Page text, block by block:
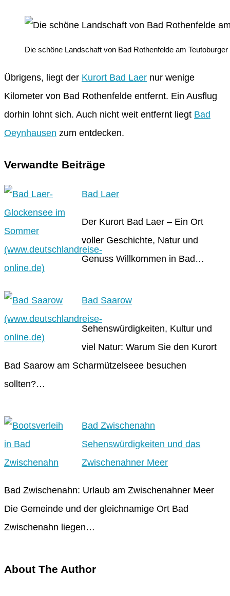
Die schöne Landschaft von Bad Rothenfelde am
Übrigens, liegt der Kurort Bad Laer nur wenige
Kilometer von Bad Rothenfelde entfernt. Ein Ausflug
dorhin lohnt sich. Auch nicht weit entfernt liegt Bad
Oeynhausen zum entdecken.
Verwandte Beiträge
Bad Laer
Der Kurort Bad Laer – Ein Ort
voller Geschichte, Natur und
Genuss Willkommen in Bad…
Bad Saarow
Sehenswürdigkeiten, Kultur und
viel Natur: Warum Sie den Kurort
Bad Saarow am Scharmützelseee besuchen
sollten?…
Bad Zwischenahn
Sehenswürdigkeiten und das
Zwischenahner Meer
Bad Zwischenahn: Urlaub am Zwischenahner Meer
Die Gemeinde und der gleichnamige Ort Bad
Zwischenahn liegen…
About The Author